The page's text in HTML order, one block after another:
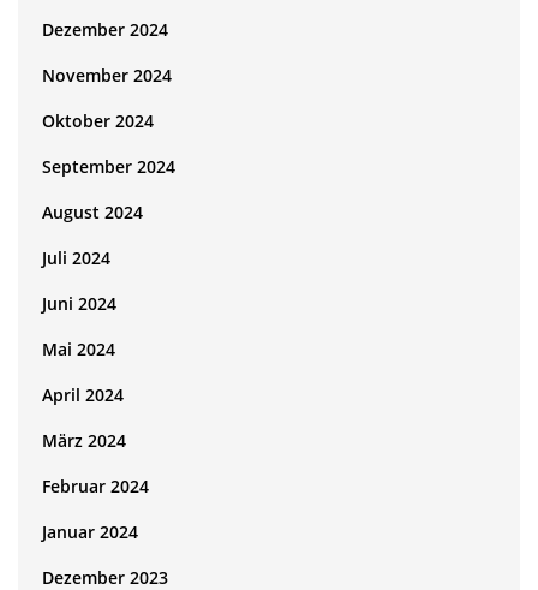
Dezember 2024
November 2024
Oktober 2024
September 2024
August 2024
Juli 2024
Juni 2024
Mai 2024
April 2024
März 2024
Februar 2024
Januar 2024
Dezember 2023